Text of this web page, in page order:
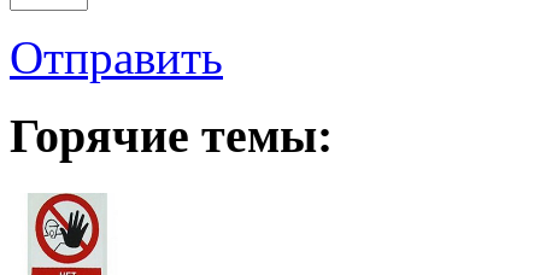
Отправить
Горячие темы: